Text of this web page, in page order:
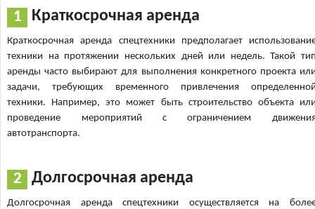
Краткосрочная аренда
Краткосрочная аренда спецтехники предполагает
техники на протяжении нескольких дней или недель. Такой
аренды часто выбирают для выполнения конкретного проекта
задачи, требующих временного привлечения
техники. Например, это может быть строительство объекта
проведение мероприятий с ограничением
автотранспорта.
Долгосрочная аренда
Долгосрочная аренда спецтехники осуществляется на